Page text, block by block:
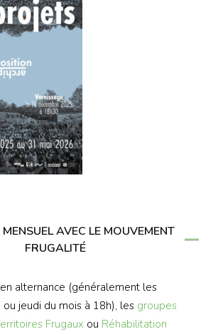
AVEC LE MOUVEMENT
FRUGALITÉ
alternance (généralement les
jeudi du mois à 18h), les groupes
Frugaux ou Réhabilitation